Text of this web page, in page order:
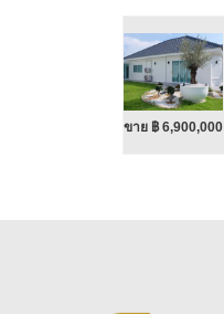
ขาย ฿ 6,900,000